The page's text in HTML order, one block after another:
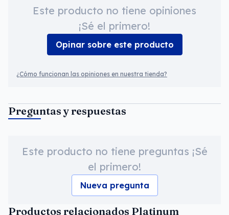
Este producto no tiene opiniones
¡Sé el primero!
Opinar sobre este producto
¿Cómo funcionan las opiniones en nuestra tienda?
Preguntas y respuestas
Este producto no tiene preguntas ¡Sé
el primero!
Nueva pregunta
Productos relacionados Platinum